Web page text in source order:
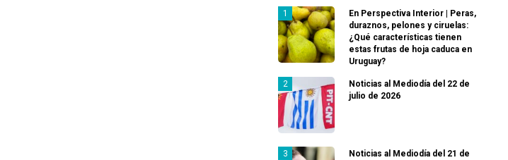
En Perspectiva Interior | Peras,
duraznos, pelones y ciruelas:
¿Qué características tienen
estas frutas de hoja caduca en
Uruguay?
Noticias al Mediodía del 22 de
julio de 2026
Noticias al Mediodía del 21 de